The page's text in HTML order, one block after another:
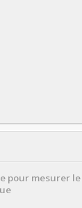
pour mesurer